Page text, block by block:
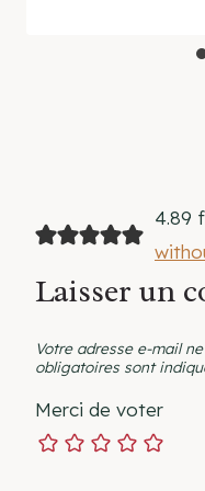
4.89
Laisser un
Votre adresse e-mail
obligatoires sont
Merci de voter